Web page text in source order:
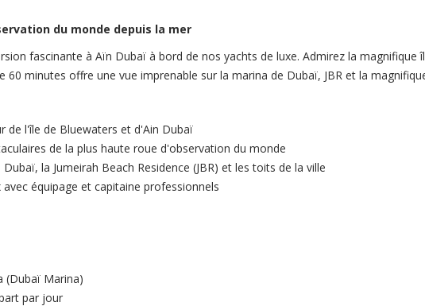
du monde depuis la mer
fascinante à Aïn Dubaï à bord de nos yachts de luxe. Admirez la
60 minutes offre une vue imprenable sur la marina de Dubaï, JBR et la
de l'île de Bluewaters et d'Ain Dubaï
de la plus haute roue d'observation du monde
la Jumeirah Beach Residence (JBR) et les toits de la ville
équipage et capitaine professionnels
(Dubaï Marina)
par jour